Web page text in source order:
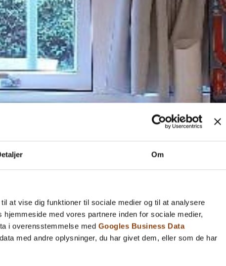
Om
at vise dig funktioner til sociale medier og til at analysere
med vores partnere inden for sociale medier,
i overensstemmelse med Googles Business Data
med andre oplysninger, du har givet dem, eller som de har